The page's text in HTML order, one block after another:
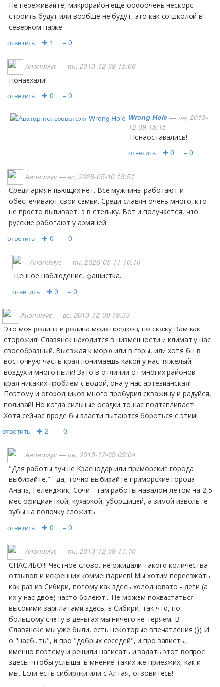
не переживайте, микрорайон еще ооооочень нескоро
строить будут или вообще не будут, это как со школой в
северном парке
ответить ✚ 1 − 0
Анонимус — пн, 2013-12-09 15:08
Понаехали!
ответить ✚ 0 − 0
Wrong Hole — пн, 2013-
12-09 15:15
Понаоставались!
ответить ✚ 0 − 0
Анонимус — вс, 2026-05-10 19:51
Среди армян пьющих нет. Все мужчины работают и
обеспечивают свои семьи. Среди славян очень много, кто
не просто выпивает, а в стельку. Вот и получается, что
русские работают у армяней
ответить ✚ 0 − 0
Анонимус — пн, 2026-05-11 10:16
ценное наблюдение, фашистка.
ответить ✚ 0 − 0
Анонимус — вс, 2013-12-08 19:33
Это моя родина и родина моих предков, но скажу Вам как
сторожил! Славянск находится в низменности и климат у нас
своеобразный. Выезжая к морю или в горы, или хотя бы в
восточную часть края понимаешь какой у нас тяжелый
воздух и много пыли! Зато в отличии от многих районов
края никаких проблем с водой, она у нас артезианская!
Поэтому и огородников много пробурил скважину и радуйся,
поливай! Но когда сильные осадки то нас подтапливает!
Хотя сейчас вроде бы власти пытаются бороться с этим!
ответить ✚ 2 − 0
Анонимус — пн, 2013-12-09 09:04
"Для работы лучше Краснодар или приморские города
выбирайте." - да, точно выбирайте приморские города -
Анапа, Геленджик, Сочи - там работы навалом летом на 2,5
мес официанткой, кухаркой, уборщицей, а зимой извольте
зубы на полочку сложить.
ответить ✚ 0 − 0
Анонимус — пн, 2013-12-09 11:10
СПАСИБО!!! Честное слово, не ожидали такого количества
отзывов и искренних комментариев! Мы хотим переезжать
как раз из Сибири, потому как здесь холодновато - дети (а
их у нас двое) часто болеют... Не можем похвастаться
высокими зарплатами здесь, в Сибири, так что, по
большому счету в деньгах мы ничего не теряем. В
Славянске мы уже были, есть некоторые впечатления ))) И
о "наеб...ть", и про "добрых соседей", и про зависть,
именно поэтому и решили написать и задать этот вопрос
здесь, чтобы услышать мнение таких же приезжих, как и
мы. Если есть сибиряки или с Алтая, отзовитесь!